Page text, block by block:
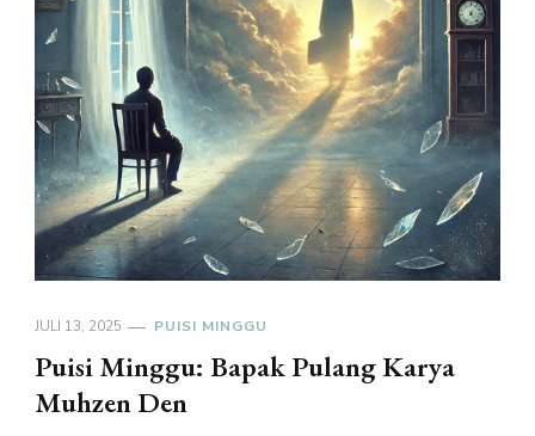
JULI 13, 2025 PUISI MINGGU
Puisi Minggu: Bapak Pulang Karya
Muhzen Den